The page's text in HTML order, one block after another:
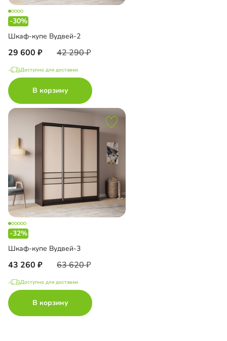
-30%
Шкаф-купе Вудвей-2
29 600 42 290
Доступно для доставки
В корзину
-32%
Шкаф-купе Вудвей-3
43 260 63 620
Доступно для доставки
В корзину